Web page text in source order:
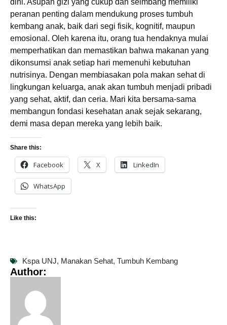
dini. Asupan gizi yang cukup dan seimbang memiliki
peranan penting dalam mendukung proses tumbuh
kembang anak, baik dari segi fisik, kognitif, maupun
emosional. Oleh karena itu, orang tua hendaknya mulai
memperhatikan dan memastikan bahwa makanan yang
dikonsumsi anak setiap hari memenuhi kebutuhan
nutrisinya. Dengan membiasakan pola makan sehat di
lingkungan keluarga, anak akan tumbuh menjadi pribadi
yang sehat, aktif, dan ceria. Mari kita bersama-sama
membangun fondasi kesehatan anak sejak sekarang,
demi masa depan mereka yang lebih baik.
Share this:
Facebook X LinkedIn
WhatsApp
Like this:
Kspa UNJ, Manakan Sehat, Tumbuh Kembang
Author: